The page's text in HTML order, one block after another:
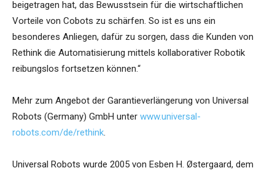
beigetragen hat, das Bewusstsein für die wirtschaftlichen
Vorteile von Cobots zu schärfen. So ist es uns ein
besonderes Anliegen, dafür zu sorgen, dass die Kunden von
Rethink die Automatisierung mittels kollaborativer Robotik
reibungslos fortsetzen können.“
Mehr zum Angebot der Garantieverlängerung von Universal
Robots (Germany) GmbH unter www.universal-
robots.com/de/rethink.
Universal Robots wurde 2005 von Esben H. Østergaard, dem